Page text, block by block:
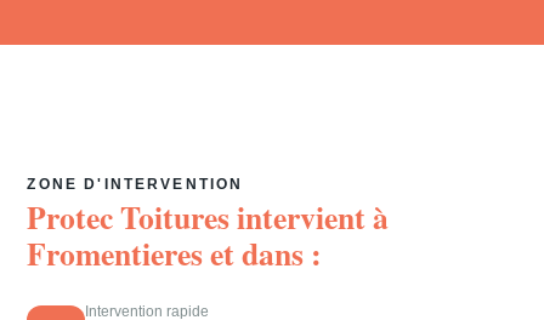
ZONE D'INTERVENTION
Protec Toitures intervient à
Fromentiereset dans :
Intervention rapide